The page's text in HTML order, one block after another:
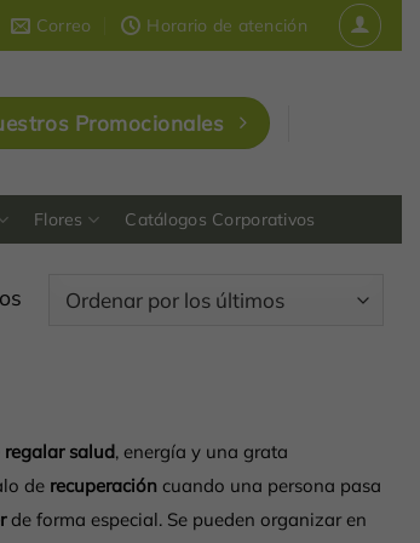
que dejan huella en Colombia
Correo Horario de atención
Promocionales
Flores Catálogos Corporativos
Ordenado
regalar salud, energía y una grata
de recuperación cuando una persona pasa
de forma especial. Se pueden organizar en